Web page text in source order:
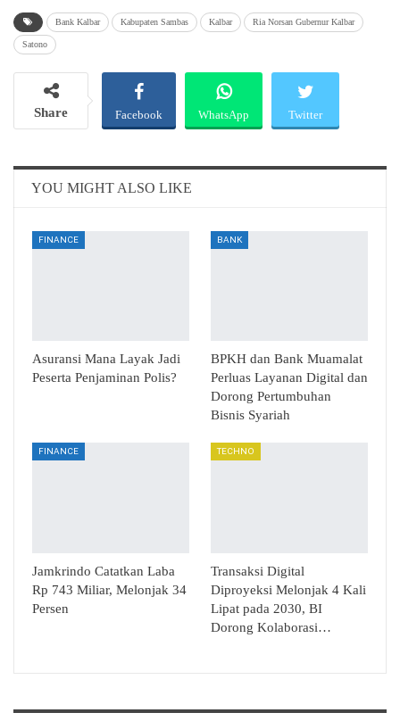
Bank Kalbar Kabupaten Sambas Kalbar Ria Norsan Gubernur Kalbar
Satono
Share Facebook WhatsApp Twitter
Email
YOU MIGHT ALSO LIKE
FINANCE
Asuransi Mana Layak Jadi
Peserta Penjaminan Polis?
BANK
BPKH dan Bank Muamalat
Perluas Layanan Digital dan
Dorong Pertumbuhan
Bisnis Syariah
FINANCE
Jamkrindo Catatkan Laba
Rp 743 Miliar, Melonjak 34
Persen
TECHNO
Transaksi Digital
Diproyeksi Melonjak 4 Kali
Lipat pada 2030, BI
Dorong Kolaborasi…